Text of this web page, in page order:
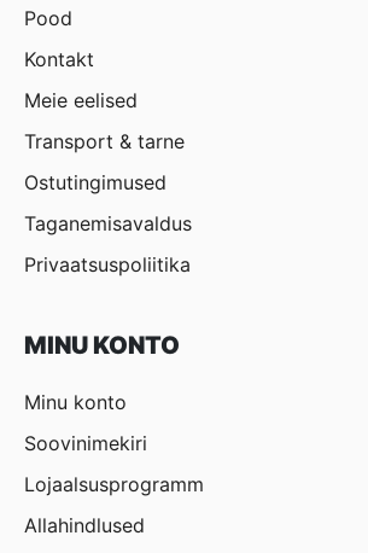
Pood
Kontakt
Meie eelised
Transport & tarne
Ostutingimused
Taganemisavaldus
Privaatsuspoliitika
MINU KONTO
Minu konto
Soovinimekiri
Lojaalsusprogramm
Allahindlused